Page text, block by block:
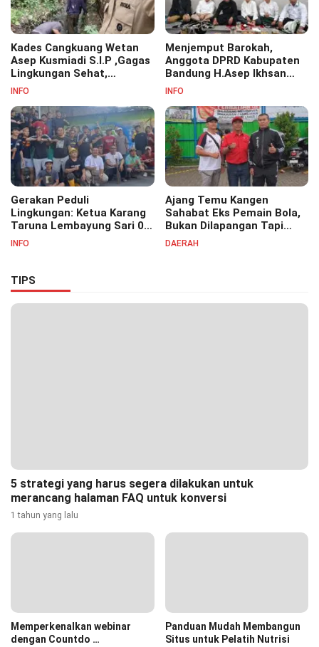
Kades Cangkuang Wetan
Asep Kusmiadi S.I.P ,Gagas
Lingkungan Sehat,
Bersihkan Saluran Air di RW
INFO
Menjemput Barokah,
Anggota DPRD Kabupaten
Bandung H.Asep Ikhsan
S.Pd.M.M Hadiri Haul Akbar
Pesantren Cipasung.
INFO
Gerakan Peduli
Lingkungan: Ketua Karang
Taruna Lembayung Sari 09
Irvan Permana Ajak
INFO
Ajang Temu Kangen
Sahabat Eks Pemain Bola,
Bukan Dilapangan Tapi
Ditongkrongan
DAERAH
TIPS
5 strategi yang harus segera dilakukan untuk
merancang halaman FAQ untuk konversi
1 tahun yang lalu
Memperkenalkan webinar
dengan Countdo …
Panduan Mudah Membangun
Situs untuk Pelatih Nutrisi